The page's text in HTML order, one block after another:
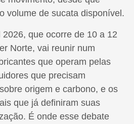
volume de sucata disponível.
que ocorre de 10 a 12
Norte, vai reunir num
que operam pelas
que precisam
origem e carbono, e os
que já definiram suas
É onde esse debate